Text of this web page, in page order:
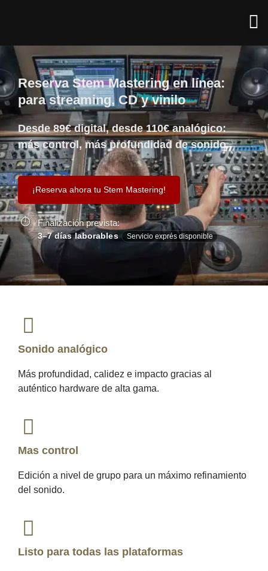
Reserva Stem Mastering en línea:
para streaming, CD y vinilo
Desde 89€ digital, desde 110€ analógico:
más control, más profundidad de sonido.
¡Reserva ahora tu Stem Mastering!
Finalización prevista:
3–7 días laborables Servicio exprés disponible
Sonido analógico
Más profundidad, calidez e impacto gracias al
auténtico hardware de alta gama.
Mas control
Edición a nivel de grupo para un máximo refinamiento
del sonido.
Listo para todas las plataformas